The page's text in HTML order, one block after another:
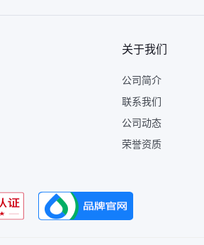
关于我们
公司简介
联系我们
公司动态
荣誉资质